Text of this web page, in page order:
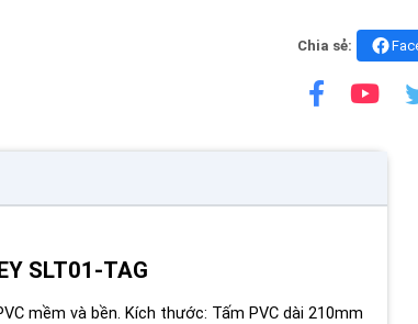
Chia sẻ:
SLT01-TAG
mềm và bền. Kích thước: Tấm PVC dài 210mm